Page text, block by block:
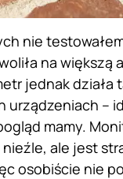
nie
na większą
jednak działa
urządzeniach –
mamy.
ale jest
osobiście nie